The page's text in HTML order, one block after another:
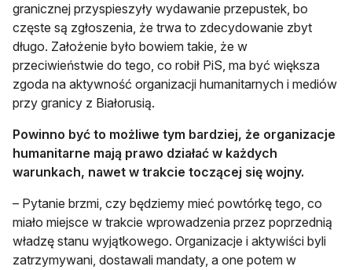
granicznej przyspieszyły wydawanie przepustek, bo
częste są zgłoszenia, że trwa to zdecydowanie zbyt
długo. Założenie było bowiem takie, że w
przeciwieństwie do tego, co robił PiS, ma być większa
zgoda na aktywność organizacji humanitarnych i mediów
przy granicy z Białorusią.
Powinno być to możliwe tym bardziej, że organizacje
humanitarne mają prawo działać w każdych
warunkach, nawet w trakcie toczącej się wojny.
– Pytanie brzmi, czy będziemy mieć powtórkę tego, co
miało miejsce w trakcie wprowadzenia przez poprzednią
władzę stanu wyjątkowego. Organizacje i aktywiści byli
zatrzymywani, dostawali mandaty, a one potem w